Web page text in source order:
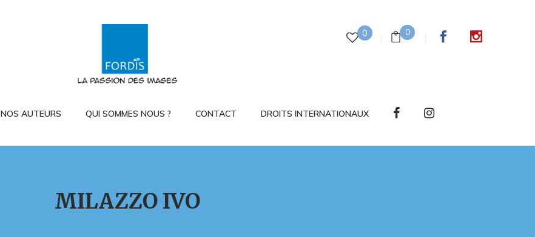
0 0
NOS AUTEURS QUI SOMMES NOUS ? CONTACT DROITS INTERNATIONAUX
MILAZZO IVO